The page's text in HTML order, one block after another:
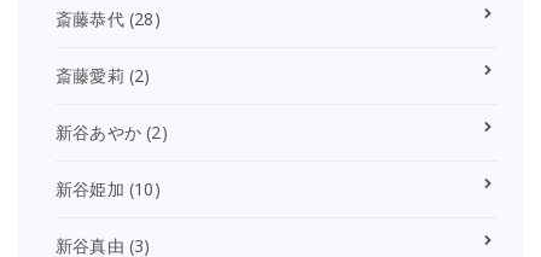
斎藤恭代(28)
斎藤愛莉 (2)
新谷あやか (2)
新谷姫加 (10)
新谷真由 (3)